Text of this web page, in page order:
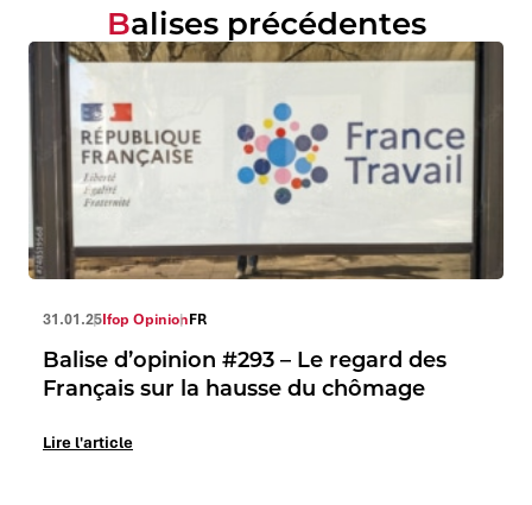
Balises précédentes
31.01.25Ifop OpinionFR
Balise d’opinion #293 – Le regard des
Français sur la hausse du chômage
Lire l'article